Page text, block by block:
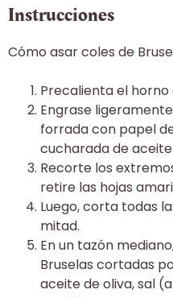
Instrucciones
Cómo asar coles de
Precalienta el horno
Engrase
forrada con papel
cucharada de aceite
Recorte los
retire las hojas
Luego, corta todas
mitad.
En un tazón
Bruselas cortadas
aceite de oliva, sal